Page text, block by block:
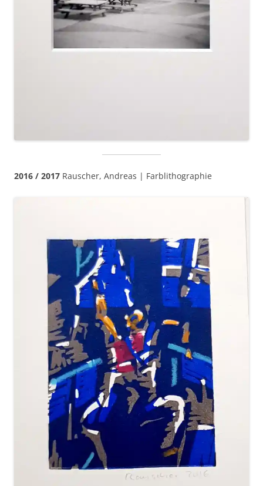
2016 / 2017 Rauscher, Andreas | Farblithographie